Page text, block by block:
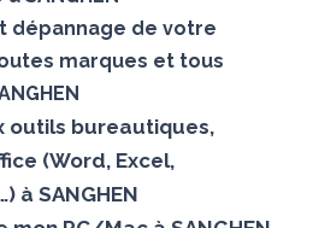
dépannage de votre
marques et tous
outils bureautiques,
(Word, Excel,
à SANGHEN